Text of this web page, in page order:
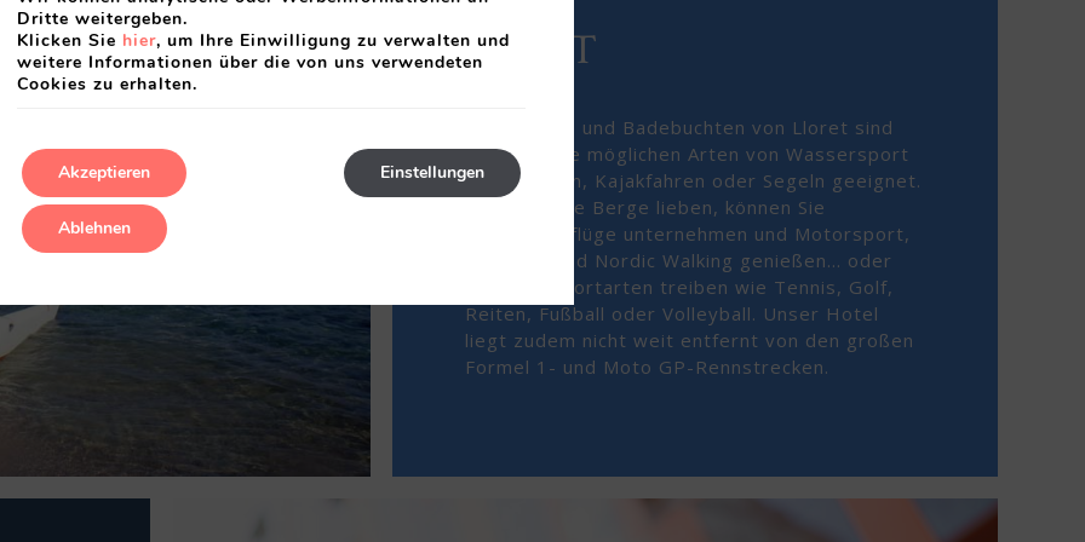
SPORT
Die Strände und Badebuchten von Lloret sind
ideal für alle möglichen Arten von Wassersport
wie Tauchen, Kajakfahren oder Segeln geeignet.
Wenn Sie die Berge lieben, können Sie
Fahrradausflüge unternehmen und Motorsport,
Wandern und Nordic Walking genießen… oder
ruhigere Sportarten treiben wie Tennis, Golf,
Reiten, Fußball oder Volleyball. Unser Hotel
liegt zudem nicht weit entfernt von den großen
Formel 1- und Moto GP-Rennstrecken.
Dritte weitergeben.
Klicken Sie hier, um Ihre Einwilligung zu verwalten und
weitere Informationen über die von uns verwendeten
Cookies zu erhalten.
Akzeptieren Einstellungen
Ablehnen